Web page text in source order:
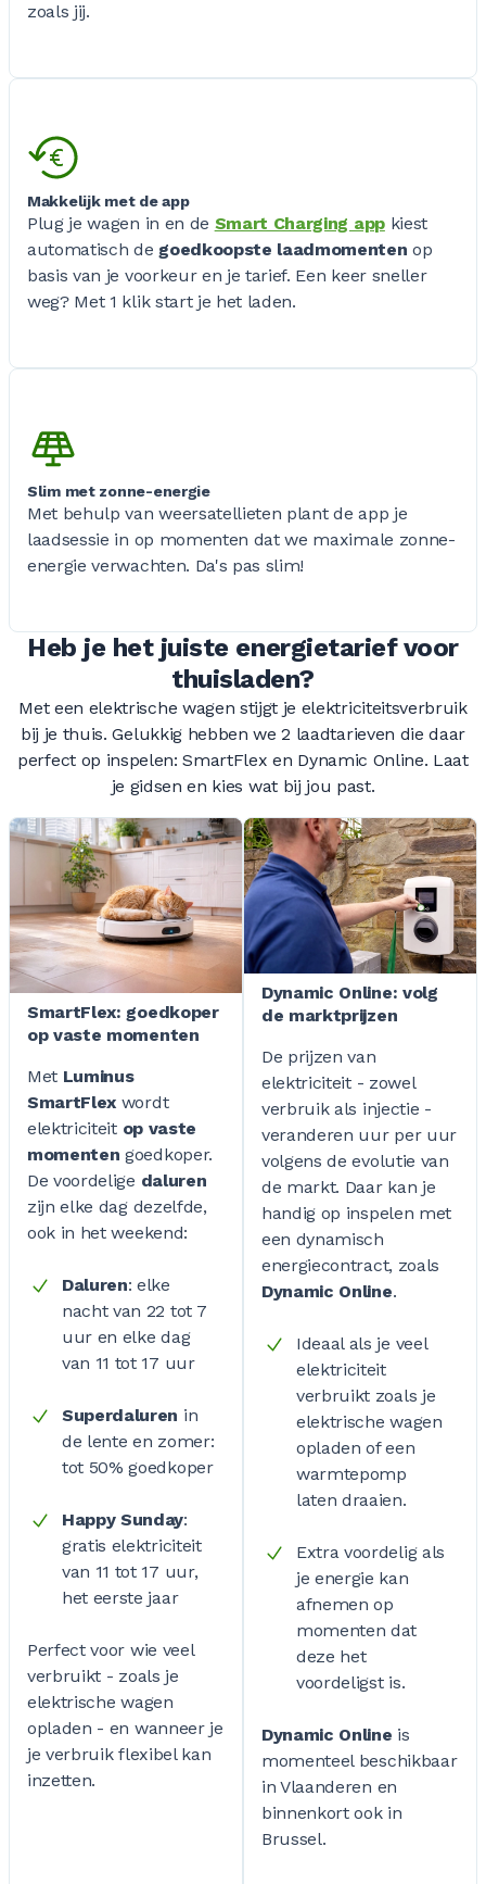
zoals jij.
Makkelijk met de app
Plug je wagen in en de Smart Charging appkiest
automatisch de goedkoopste laadmomenten op
basis van je voorkeur en je tarief. Een keer sneller
weg? Met 1 klik start je het laden.
Slim met zonne-energie
Met behulp van weersatellieten plant de app je
laadsessie in op momenten dat we maximale zonne-
energie verwachten. Da's pas slim!
Heb je het juiste energietarief voor
thuisladen?
Met een elektrische wagen stijgt je elektriciteitsverbruik
bij je thuis. Gelukkig hebben we 2 laadtarieven die daar
perfect op inspelen: SmartFlex en Dynamic Online. Laat
je gidsen en kies wat bij jou past.
SmartFlex: goedkoper
op vaste momenten
Met Luminus
SmartFlex wordt
elektriciteit op vaste
momenten goedkoper.
De voordelige daluren
zijn elke dag dezelfde,
ook in het weekend:
Daluren: elke
nacht van 22 tot 7
uur en elke dag
van 11 tot 17 uur
Superdaluren in
de lente en zomer:
tot 50% goedkoper
Happy Sunday:
gratis elektriciteit
van 11 tot 17 uur,
het eerste jaar
Perfect voor wie veel
verbruikt - zoals je
elektrische wagen
opladen - en wanneer je
je verbruik flexibel kan
inzetten.
Dynamic Online: volg
de marktprijzen
De prijzen van
elektriciteit - zowel
verbruik als injectie -
veranderen uur per uur
volgens de evolutie van
de markt. Daar kan je
handig op inspelen met
een dynamisch
energiecontract, zoals
Dynamic Online.
Ideaal als je veel
elektriciteit
verbruikt zoals je
elektrische wagen
opladen of een
warmtepomp
laten draaien.
Extra voordelig als
je energie kan
afnemen op
momenten dat
deze het
voordeligst is.
Dynamic Online is
momenteel beschikbaar
in Vlaanderen en
binnenkort ook in
Brussel.